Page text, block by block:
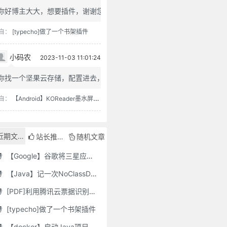
好博主大大，想要插件，谢谢您
： [typecho]做了一个书架插件
小码农 2023-11-03 11:01:24
找一个坚果云存储，配置进去，...
： 【Android】KOReader墨水屏用阅读器
期文章 站长推荐 随机文章
【Google】谷歌将三星应用程序标记为“有害”，并要求用户删除它们
【Java】记一次NoClassDefFoundError错误修复
[PDF]利用腾讯云票据识别接口自动修改PDF文件名
[typecho]做了一个书架插件